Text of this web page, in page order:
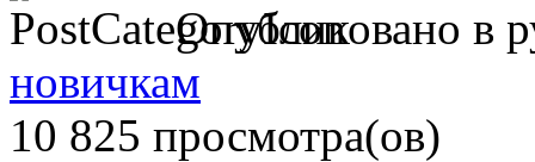
Опубликовано в
новичкам
10 825 просмотра(ов)